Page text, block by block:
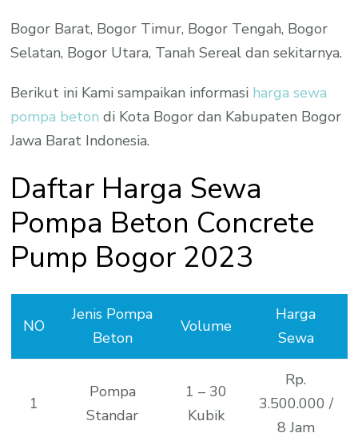
Bogor Barat, Bogor Timur, Bogor Tengah, Bogor
Selatan, Bogor Utara, Tanah Sereal dan sekitarnya.
Berikut ini Kami sampaikan informasi harga sewa
pompa beton di Kota Bogor dan Kabupaten Bogor
Jawa Barat Indonesia.
Daftar Harga Sewa
Pompa Beton Concrete
Pump Bogor 2023
NO
Jenis Pompa
Beton
Volume
Harga
Sewa
1
Pompa
Standar
1 – 30
Kubik
Rp.
3.500.000 /
8 Jam